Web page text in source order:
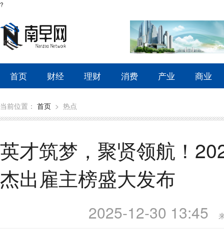
?
首页 财经 理财 消费 产业 商业
当前位置： 首页 > 热点
英才筑梦，聚贤领航！
杰出雇主榜盛大发布
2025-12-30 13:45